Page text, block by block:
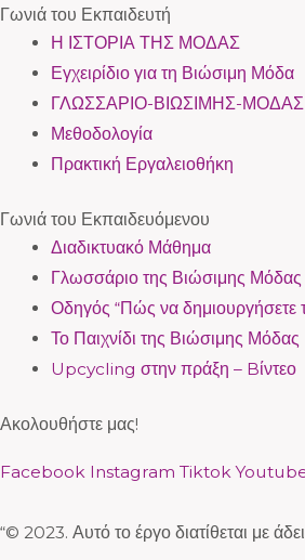
Γωνιά του Εκπαιδευτή
Η ΙΣΤΟΡΙΑ ΤΗΣ ΜΟΔΑΣ
Εγχειρίδιο για τη Βιώσιμη Μόδα
ΓΛΩΣΣΑΡΙΟ-ΒΙΩΣΙΜΗΣ-ΜΟΔΑΣ
Μεθοδολογία
Πρακτική Εργαλειοθήκη
Γωνιά του Εκπαιδευόμενου
Διαδικτυακό Μάθημα
Γλωσσάριο της Βιώσιμης Μόδας
Οδηγός “Πώς να δημιουργήσετε
Το Παιχνίδι της Βιώσιμης Μόδας
Upcycling στην πράξη – Bίντεο
Ακολουθήστε μας!
Facebook Instagram Tiktok
“© 2023. Αυτό το έργο διατίθεται με